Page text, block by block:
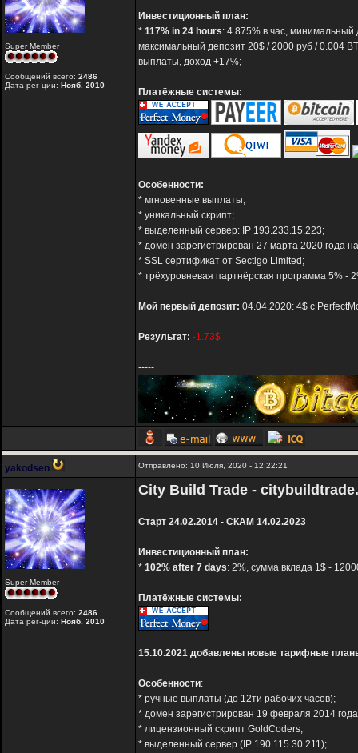
Super Member
Сообщений всего: 2486
Дата рег-ции: Нояб. 2010
Инвестиционный план:
* 117% in 24 hours: 4.875% в час, минимальный
максимальный депозит 20$ / 2000 руб / 0.004
выплаты, доход +17%;
Платёжные системы:
Особенности:
* мгновенные выплаты;
* уникальный скрипт;
* выделенный сервер: IP 193.233.15.223;
* домен зарегистрирован 27 марта 2020 года
* SSL сертификат от Sectigo Limited;
* трёхуровневая партнёрская программа 5% -
Мой первый депозит: 04.04.2020: 4$ с
Результат: -1.73$
-----
yakodsen Отправлено: 10 Июля, 2020 - 12:22:21
Super Member
Сообщений всего: 2486
Дата рег-ции: Нояб. 2010
City Build Trade -
Старт 24.02.2014 - СКАМ 14.02.2023
Инвестиционный план:
* 102% after 7 days: 2%, сумма вклада 1$ -
Платёжные системы:
15.10.2021 добавлены новые тарифные
Особенности:
* ручные выплаты (до 12ти рабочих часов);
* домен зарегистрирован 19 февраля 2014
* лицензионный скрипт GoldCoders;
* выделенный сервер (IP 190.115.30.211);